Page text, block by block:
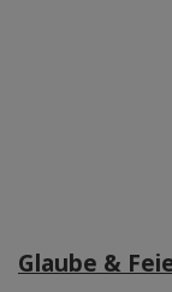
Glaube &